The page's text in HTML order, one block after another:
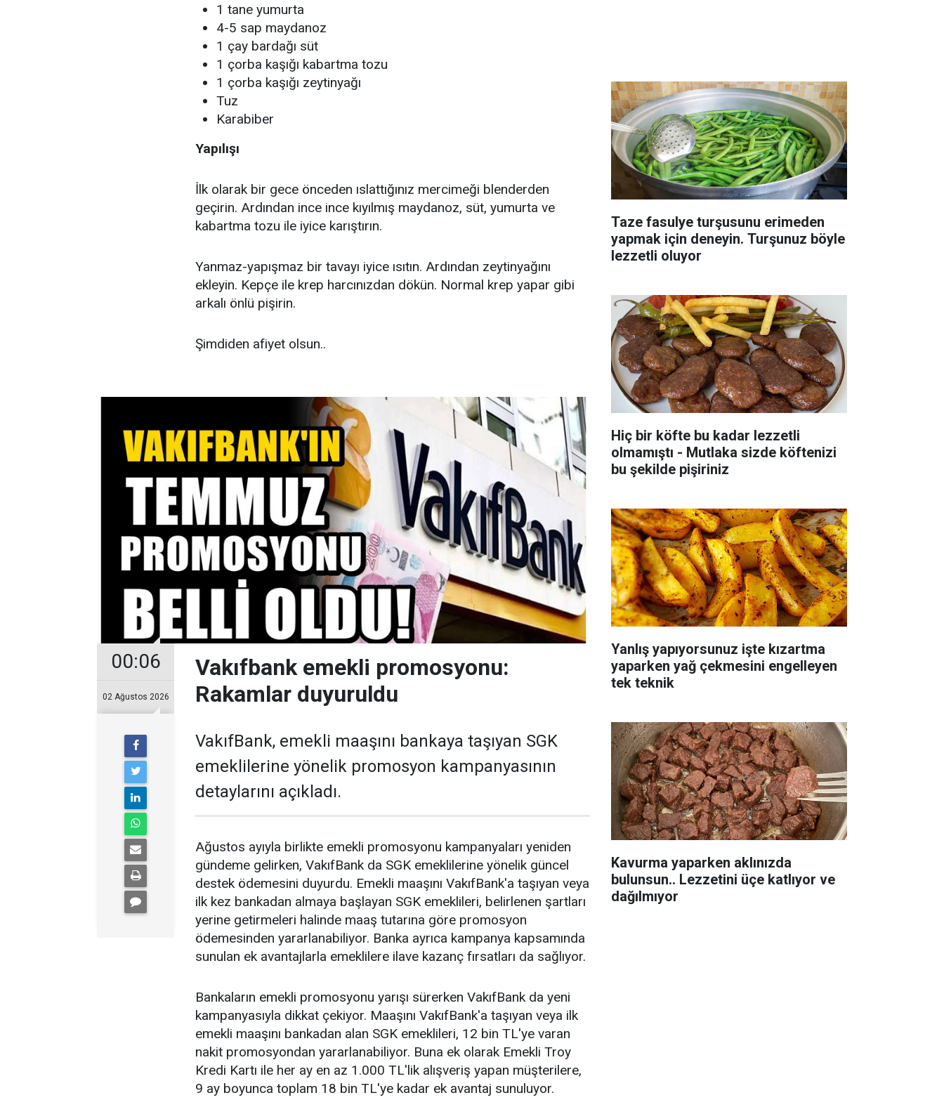
1 tane yumurta
4-5 sap maydanoz
1 çay bardağı süt
1 çorba kaşığı kabartma tozu
1 çorba kaşığı zeytinyağı
Tuz
Karabiber
Yapılışı
İlk olarak bir gece önceden ıslattığınız mercimeği blenderden
geçirin. Ardından ince ince kıyılmış maydanoz, süt, yumurta ve
kabartma tozu ile iyice karıştırın.
Yanmaz-yapışmaz bir tavayı iyice ısıtın. Ardından zeytinyağını
ekleyin. Kepçe ile krep harcınızdan dökün. Normal krep yapar gibi
arkalı önlü pişirin.
Şimdiden afiyet olsun..
00:06
02 Ağustos 2026
Vakıfbank emekli promosyonu:
Rakamlar duyuruldu
VakıfBank, emekli maaşını bankaya taşıyan SGK
emeklilerine yönelik promosyon kampanyasının
detaylarını açıkladı.
Ağustos ayıyla birlikte emekli promosyonu kampanyaları yeniden
gündeme gelirken, VakıfBank da SGK emeklilerine yönelik güncel
destek ödemesini duyurdu. Emekli maaşını VakıfBank'a taşıyan veya
ilk kez bankadan almaya başlayan SGK emeklileri, belirlenen şartları
yerine getirmeleri halinde maaş tutarına göre promosyon
ödemesinden yararlanabiliyor. Banka ayrıca kampanya kapsamında
sunulan ek avantajlarla emeklilere ilave kazanç fırsatları da sağlıyor.
Bankaların emekli promosyonu yarışı sürerken VakıfBank da yeni
kampanyasıyla dikkat çekiyor. Maaşını VakıfBank'a taşıyan veya ilk
emekli maaşını bankadan alan SGK emeklileri, 12 bin TL'ye varan
nakit promosyondan yararlanabiliyor. Buna ek olarak Emekli Troy
Kredi Kartı ile her ay en az 1.000 TL'lik alışveriş yapan müşterilere,
9 ay boyunca toplam 18 bin TL'ye kadar ek avantaj sunuluyor.
Taze fasulye turşusunu erimeden
yapmak için deneyin. Turşunuz böyle
lezzetli oluyor
Hiç bir köfte bu kadar lezzetli
olmamıştı - Mutlaka sizde köftenizi
bu şekilde pişiriniz
Yanlış yapıyorsunuz işte kızartma
yaparken yağ çekmesini engelleyen
tek teknik
Kavurma yaparken aklınızda
bulunsun.. Lezzetini üçe katlıyor ve
dağılmıyor